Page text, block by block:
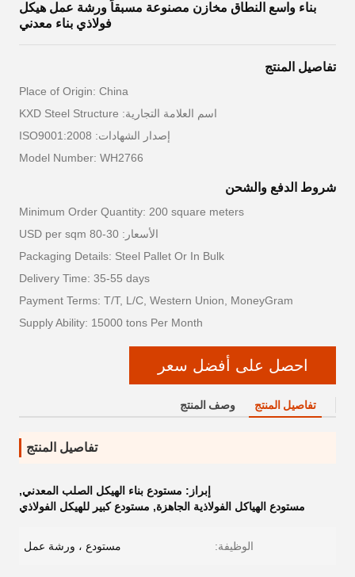
بناء واسع النطاق مخازن مصنوعة مسبقاً ورشة عمل هيكل
فولاذي بناء معدني
تفاصيل المنتج
Place of Origin: China
اسم العلامة التجارية: KXD Steel Structure
إصدار الشهادات: ISO9001:2008
Model Number: WH2766
شروط الدفع والشحن
Minimum Order Quantity: 200 square meters
الأسعار: 30-80 USD per sqm
Packaging Details: Steel Pallet Or In Bulk
Delivery Time: 35-55 days
Payment Terms: T/T, L/C, Western Union, MoneyGram
Supply Ability: 15000 tons Per Month
احصل على أفضل سعر
تفاصيل المنتج وصف المنتج
تفاصيل المنتج
إبراز: مستودع بناء الهيكل الصلب المعدني,
مستودع الهياكل الفولاذية الجاهزة, مستودع كبير للهيكل الفولاذي
الوظيفة: مستودع ، ورشة عمل